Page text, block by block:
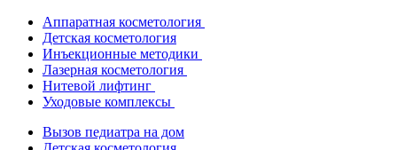
Аппаратная косметология
Детская косметология
Инъекционные методики
Лазерная косметология
Нитевой лифтинг
Уходовые комплексы
Вызов педиатра на дом